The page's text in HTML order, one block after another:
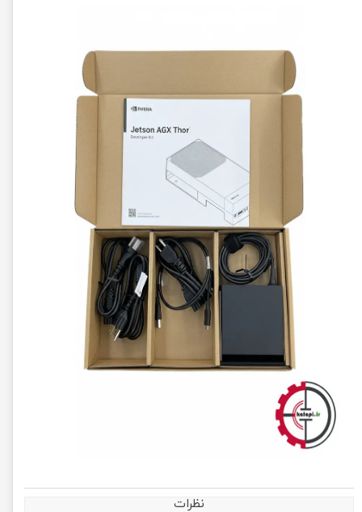
نظرات